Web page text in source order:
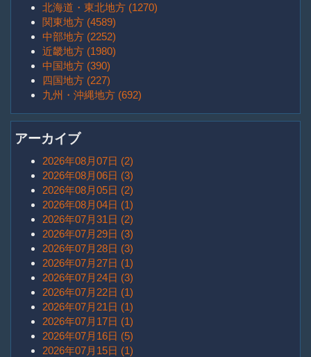
北海道・東北地方 (1270)
関東地方 (4589)
中部地方 (2252)
近畿地方 (1980)
中国地方 (390)
四国地方 (227)
九州・沖縄地方 (692)
アーカイブ
2026年08月07日 (2)
2026年08月06日 (3)
2026年08月05日 (2)
2026年08月04日 (1)
2026年07月31日 (2)
2026年07月29日 (3)
2026年07月28日 (3)
2026年07月27日 (1)
2026年07月24日 (3)
2026年07月22日 (1)
2026年07月21日 (1)
2026年07月17日 (1)
2026年07月16日 (5)
2026年07月15日 (1)